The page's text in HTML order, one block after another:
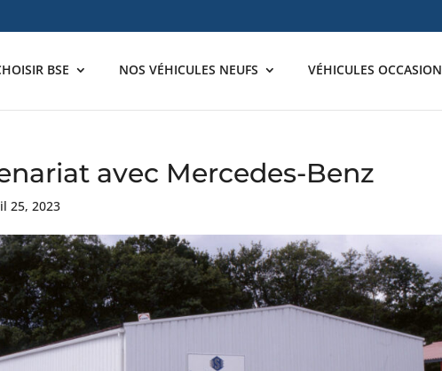
BSE NOS VÉHICULES NEUFS VÉHICULES OCCASION
avec Mercedes-Benz
25, 2023